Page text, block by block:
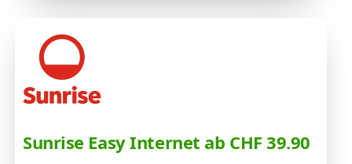
Sunrise Easy Internet ab CHF 39.90